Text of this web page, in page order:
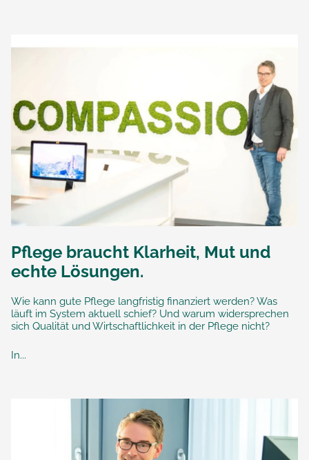
Pflege braucht Klarheit, Mut und
echte Lösungen.
Wie kann gute Pflege langfristig finanziert werden? Was
läuft im System aktuell schief? Und warum widersprechen
sich Qualität und Wirtschaftlichkeit in der Pflege nicht?
In...